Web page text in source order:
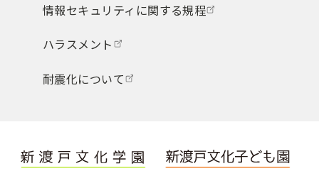
情報セキュリティに関する規程
ハラスメント
耐震化について